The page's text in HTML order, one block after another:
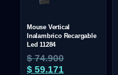
Mouse Vertical
Inalambrico Recargable
Led 11284
$74.900
$ 59.171